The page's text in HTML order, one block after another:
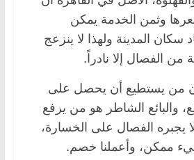
وثمن الخدمة يمكن
سكان المدينة ولهذا لا ينزعج
من الفصال إلا نادراً.
من يستطيع أن يحصل على
والبائع الشاطر هو من يرفع
يجبره الفصال على الخسارة،
ممكن، وأعملنا خصم.